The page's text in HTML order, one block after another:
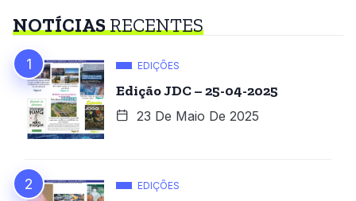
NOTÍCIASRECENTES
EDIÇÕES
Edição JDC – 25-04-2025
23 De Maio De 2025
EDIÇÕES